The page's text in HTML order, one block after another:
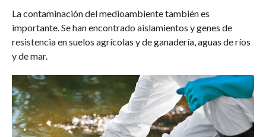
La contaminación del medioambiente también es
importante. Se han encontrado aislamientos y genes de
resistencia en suelos agrícolas y de ganadería, aguas de ríos
y de mar.